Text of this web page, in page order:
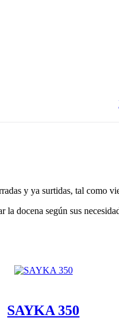
y ya surtidas, tal como
según sus
SAYKA 350